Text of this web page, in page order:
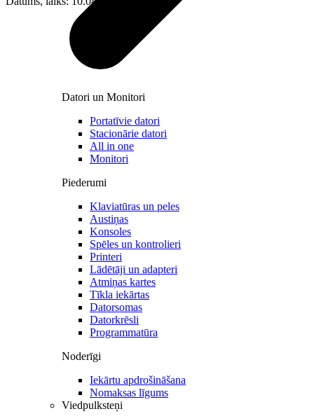
Datori un Monitori
Portatīvie datori
Stacionārie datori
All in one
Monitori
Piederumi
Klaviatūras un peles
Austiņas
Konsoles
Spēles un kontrolieri
Printeri
Lādētāji un adapteri
Atmiņas kartes
Tīkla iekārtas
Datorsomas
Datorkrēsli
Programmatūra
Noderīgi
Iekārtu apdrošināšana
Nomaksas līgums
Viedpulksteņi